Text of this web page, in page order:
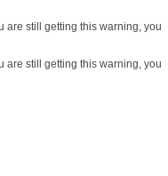
are still getting this warning, you
are still getting this warning, you